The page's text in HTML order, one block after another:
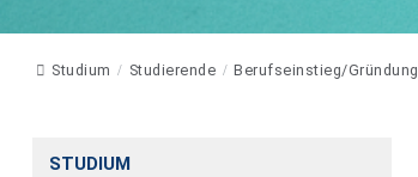
Studium Studierende Berufseinstieg/Gründung
STUDIUM